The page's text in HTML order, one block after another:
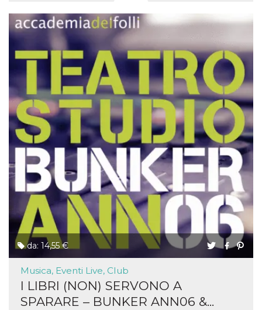
da: 14,55 €
Musica, Eventi Live, Club
I LIBRI (NON) SERVONO A
SPARARE – BUNKER ANN06 &...